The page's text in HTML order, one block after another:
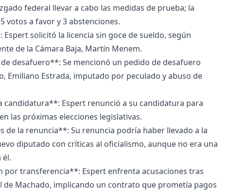
federal llevar a cabo las medidas de prueba; la
votos a favor y 3 abstenciones.
solicitó la licencia sin goce de sueldo, según
de la Cámara Baja, Martín Menem.
desafuero**: Se mencionó un pedido de desafuero
Emiliano Estrada, imputado por peculado y abuso de
candidatura**: Espert renunció a su candidatura para
las próximas elecciones legislativas.
de la renuncia**: Su renuncia podría haber llevado a la
diputado con críticas al oficialismo, aunque no era una
él.
por transferencia**: Espert enfrenta acusaciones tras
de Machado, implicando un contrato que prometía pagos